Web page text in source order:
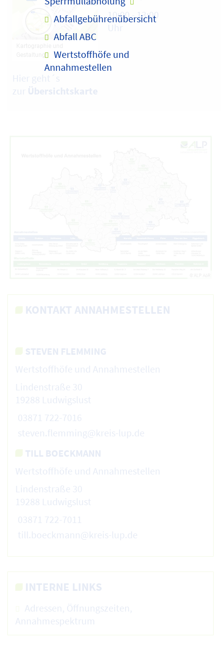
Abfallgebührenübersicht
Abfall ABC
Wertstoffhöfe und
Annahmestellen
Hier geht´s
zur Übersichtskarte
10:00 - 13:00
Uhr
KONTAKT ANNAHMESTELLEN
STEVEN FLEMMING
Wertstoffhöfe und Annahmestellen
Lindenstraße 30
19288 Ludwigslust
03871 722-7016
steven.flemming@kreis-lup.de
TILL BOECKMANN
Wertstoffhöfe und Annahmestellen
Lindenstraße 30
19288 Ludwigslust
03871 722-7011
till.boeckmann@kreis-lup.de
INTERNE LINKS
Adressen, Öffnungszeiten,
Annahmespektrum